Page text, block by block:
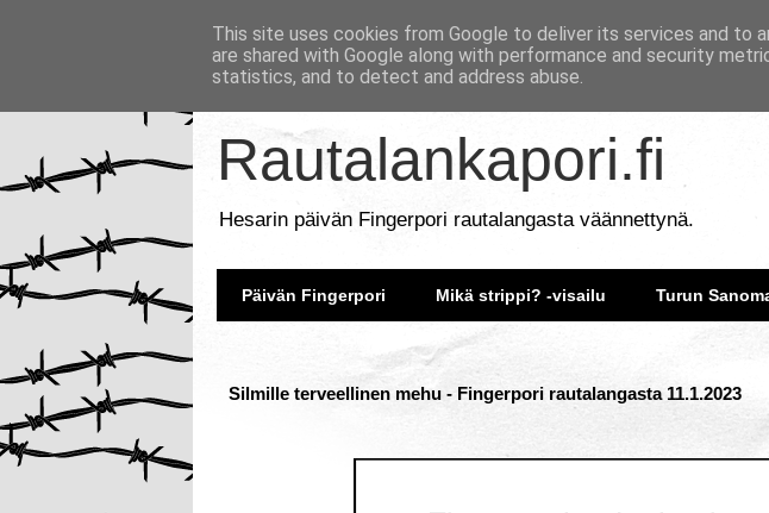
Rautalankapori.fi
Hesarin päivän Fingerpori rautalangasta väännettynä.
Päivän Fingerpori Mikä strippi? -visailu Turun
Silmille terveellinen mehu - Fingerpori rautalangasta 11.1.2023
This site uses cookies from Google to deliver its services and to
are shared with Google along with performance and security
statistics, and to detect and address abuse.